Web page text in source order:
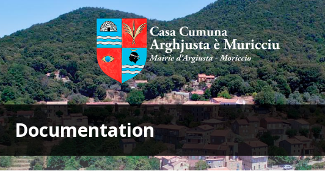
Documentation